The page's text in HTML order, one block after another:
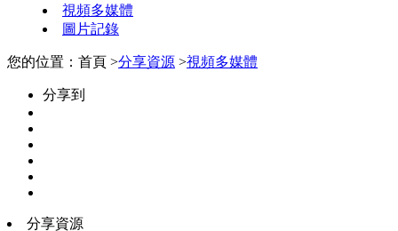
視頻多媒體
圖片記錄
您的位置：首頁 >分享資源 >視頻多媒體
分享到
分享資源